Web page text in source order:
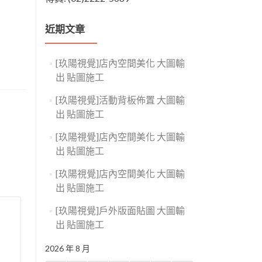
近期文章
[玖陽視覺]店內空間美化 大圖輸
出 貼圖施工
[玖陽視覺]活動背板佈置 大圖輸
出 貼圖施工
[玖陽視覺]店內空間美化 大圖輸
出 貼圖施工
[玖陽視覺]店內空間美化 大圖輸
出 貼圖施工
[玖陽視覺]戶外版面貼圖 大圖輸
出 貼圖施工
2026 年 8 月